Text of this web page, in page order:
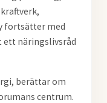
fortsätter med
ett näringslivsråd
berättar om
centrum.